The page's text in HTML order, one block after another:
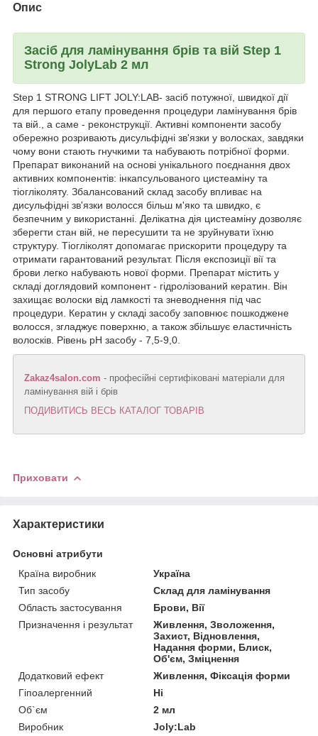
Опис
Засіб для ламінування брів та вій Step 1
Strong JolyLab 2 мл
Step 1 STRONG LIFT JOLY:LAB- засіб потужної, швидкої дії
для першого етапу проведення процедури ламінування брів
та вій., а саме - реконструкції. Активні компоненти засобу
обережно розривають дисульфідні зв'язки у волосках, завдяки
чому вони стають гнучкими та набувають потрібної форми.
Препарат виконаний на основі унікального поєднання двох
активних компонентів: інкапсульованого цистеаміну та
тіогліколяту. Збалансований склад засобу впливає на
дисульфідні зв'язки волосся більш м'яко та швидко, є
безпечним у використанні. Делікатна дія цистеаміну дозволяє
зберегти стан вій, не пересушити та не зруйнувати їхню
структуру. Тіогліколят допомагає прискорити процедуру та
отримати гарантований результат. Після експозиції вії та
брови легко набувають нової форми. Препарат містить у
складі доглядовий компонент - гідролізований кератин. Він
захищає волоски від ламкості та зневоднення під час
процедури. Кератин у складі засобу заповнює пошкоджене
волосся, згладжує поверхню, а також збільшує еластичність
волосків. Рівень рН засобу - 7,5-9,0.
Zakaz4salon.com - професійні сертифіковані матеріали для
ламінування вій і брів
ПОДИВИТИСЬ ВЕСЬ КАТАЛОГ ТОВАРІВ
Приховати
Характеристики
Основні атрибути
Країна виробник
Україна
Тип засобу
Склад для ламінування
Область застосування
Брови, Вії
Призначення і результат
Живлення, Зволоження,
Захист, Відновлення,
Надання форми, Блиск,
Об'єм, Зміцнення
Додатковий ефект
Живлення, Фіксація форми
Гіпоалергенний
Ні
Об`єм
2 мл
Виробник
Joly:Lab